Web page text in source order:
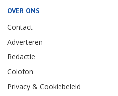
OVER ONS
Contact
Adverteren
Redactie
Colofon
Privacy & Cookiebeleid